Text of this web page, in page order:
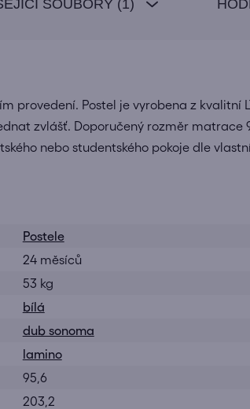
SOUBORY (1)
provedení. Postel je vyrobena z kvalitní
zvlášť. Doporučený rozměr matrace
nebo studentského pokoje dle
Postele
24 měsíců
53 kg
bílá
dub sonoma
lamino
95,6
203,2